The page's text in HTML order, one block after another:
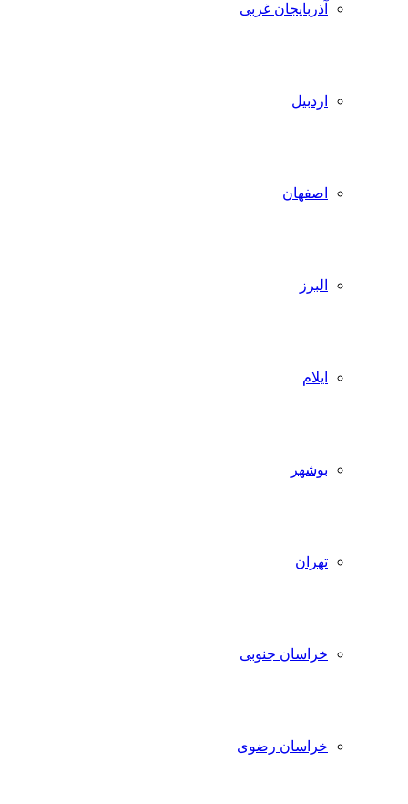
آذربایجان غربی
اردبیل
اصفهان
البرز
ایلام
بوشهر
تهران
خراسان جنوبی
خراسان رضوی